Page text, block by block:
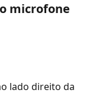
microfone
lado direito da